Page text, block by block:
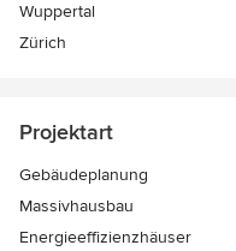
Wuppertal
Zürich
Projektart
Gebäudeplanung
Massivhausbau
Energieeffizienzhäuser